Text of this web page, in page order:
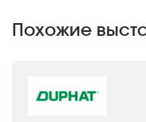
Похожие